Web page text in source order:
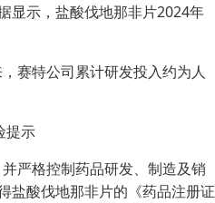
显示，盐酸伐地那非片2024年
赛特公司累计研发投入约为人
提示
严格控制药品研发、制造及销
盐酸伐地那非片的《药品注册证